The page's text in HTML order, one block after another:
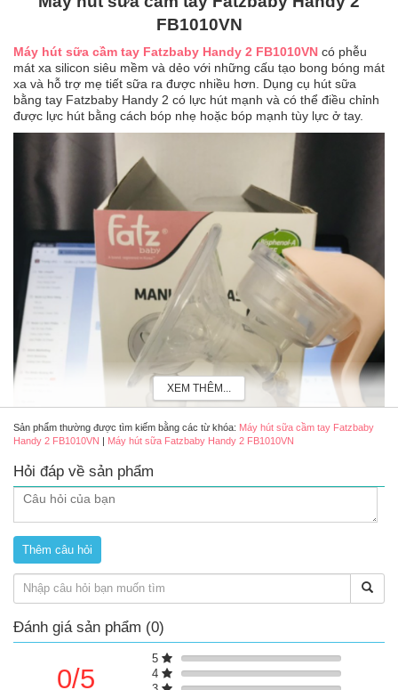
FB1010VN
Máy hút sữa cầm tay Fatzbaby Handy 2 FB1010VN có phễu
mát xa silicon siêu mềm và dẻo với những cấu tạo bong bóng mát
xa và hỗ trợ mẹ tiết sữa ra được nhiều hơn. Dụng cụ hút sữa
bằng tay Fatzbaby Handy 2 có lực hút mạnh và có thể điều chỉnh
được lực hút bằng cách bóp nhẹ hoặc bóp mạnh tùy lực ở tay.
Máy hút sữa cầm tay Fatzbaby Handy 2 FB1010VN
Review dụng cụ hút sữa bằng tay Fatzbaby Handy 2
XEM THÊM...
Sản phẩm thường được tìm kiếm bằng các từ khóa: Máy hút sữa cầm tay Fatzbaby
Handy 2 FB1010VN | Máy hút sữa Fatzbaby Handy 2 FB1010VN
Hỏi đáp về sản phẩm
Đánh giá sản phẩm (0)
0/5
5
4